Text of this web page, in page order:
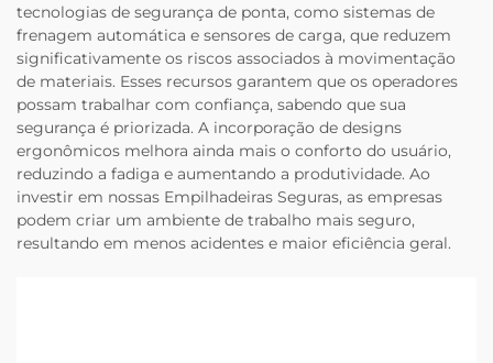
tecnologias de segurança de ponta, como sistemas de
frenagem automática e sensores de carga, que reduzem
significativamente os riscos associados à movimentação
de materiais. Esses recursos garantem que os operadores
possam trabalhar com confiança, sabendo que sua
segurança é priorizada. A incorporação de designs
ergonômicos melhora ainda mais o conforto do usuário,
reduzindo a fadiga e aumentando a produtividade. Ao
investir em nossas Empilhadeiras Seguras, as empresas
podem criar um ambiente de trabalho mais seguro,
resultando em menos acidentes e maior eficiência geral.